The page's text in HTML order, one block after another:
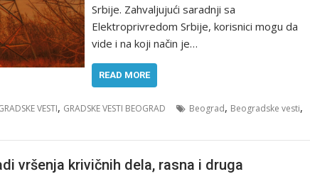
Srbije. Zahvaljujući saradnji sa
Elektroprivredom Srbije, korisnici mogu da
vide i na koji način je…
READ MORE
VESTI, GRADSKE VESTI BEOGRAD Beograd, Beogradske vesti,
vršenja krivičnih dela, rasna i druga